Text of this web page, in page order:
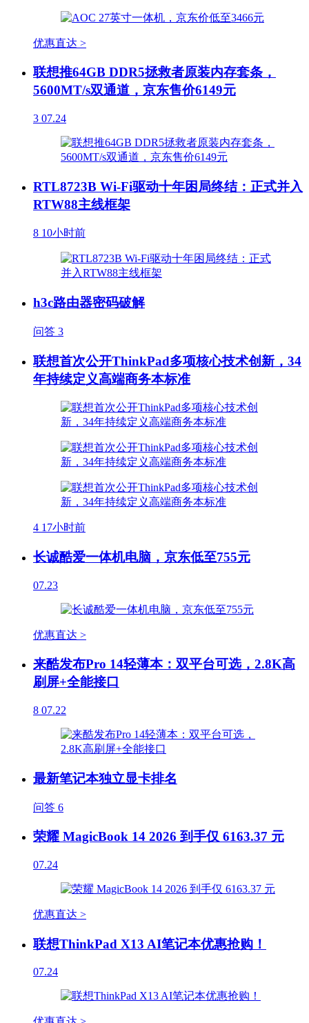
优惠直达 >
联想推64GB DDR5拯救者原装内存套条，
5600MT/s双通道，京东售价6149元
3 07.24
RTL8723B Wi-Fi驱动十年困局终结：正式并入
RTW88主线框架
8 10小时前
h3c路由器密码破解
问答 3
联想首次公开ThinkPad多项核心技术创新，34
年持续定义高端商务本标准
4 17小时前
长诚酷爱一体机电脑，京东低至755元
07.23
优惠直达 >
来酷发布Pro 14轻薄本：双平台可选，2.8K高
刷屏+全能接口
8 07.22
最新笔记本独立显卡排名
问答 6
荣耀 MagicBook 14 2026 到手仅 6163.37 元
07.24
优惠直达 >
联想ThinkPad X13 AI笔记本优惠抢购！
07.24